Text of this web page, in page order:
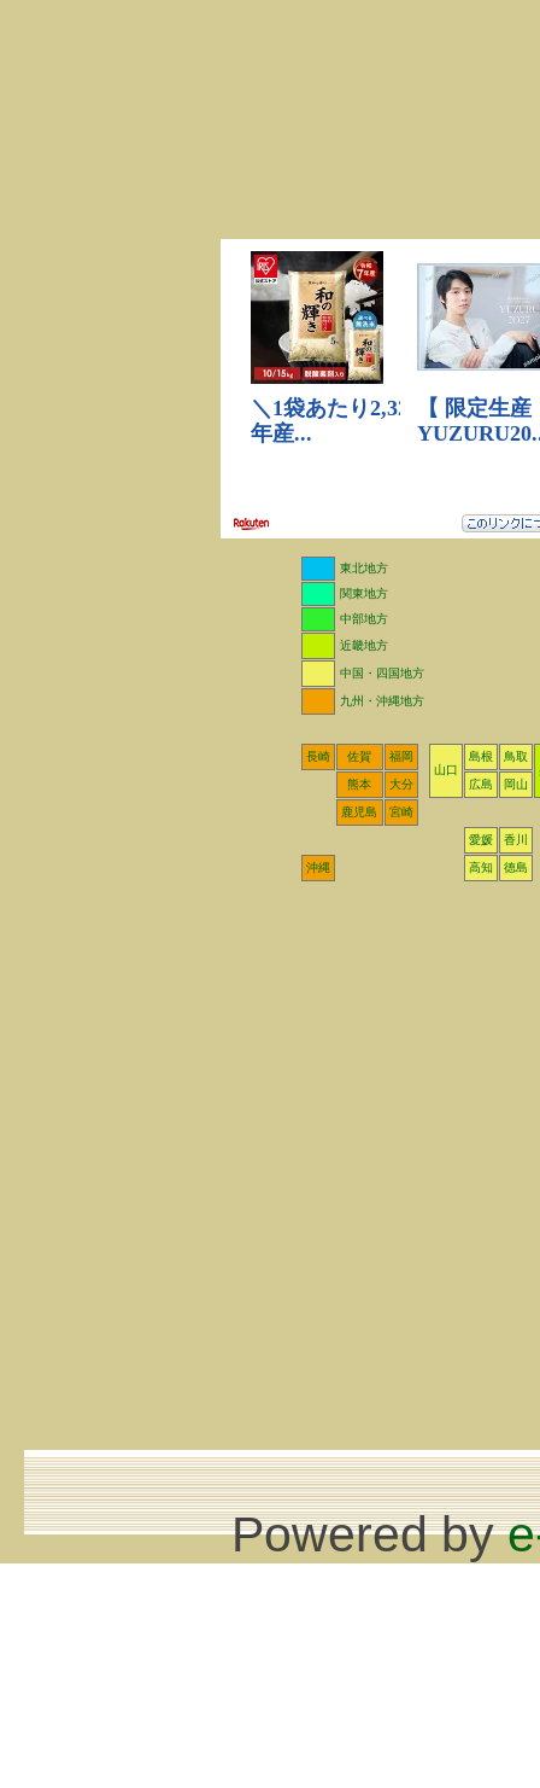
東北地方
関東地方
中部地方
近畿地方
中国・四国地方
九州・沖縄地方
長崎 佐賀
福岡
山口
島根
鳥取
熊本
大分 広島 岡山
鹿児島 宮崎
愛媛 香川
沖縄 高知 徳島
Powered by